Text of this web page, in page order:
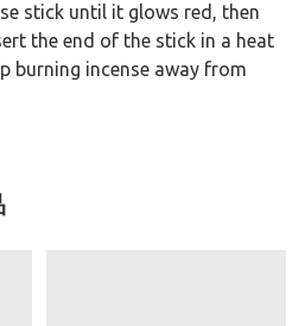
stick until it glows red, then
the end of the stick in a heat
burning incense away from